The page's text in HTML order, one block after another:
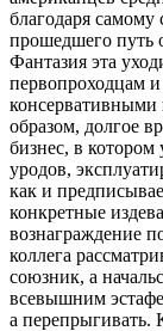
благодаря самому
прошедшего путь
Фантазия эта
первопроходцам
образом, долгое
бизнес, в
уродов,
как и
конкретные
вознаграждение
коллега
союзник, а
всевышним
а перепрыгивать.